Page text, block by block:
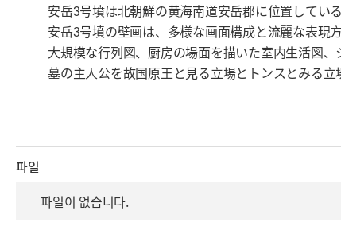
安岳3号墳は北朝鮮の黄海南道安岳郡に位置してい
安岳3号墳の壁画は、多様な画面構成と流麗な表現
大規模な行列図、厨房の場面を描いた室内生活図
墓の主人公を故国原王と見る立場とトンスとみる立
파일
파일이 없습니다.